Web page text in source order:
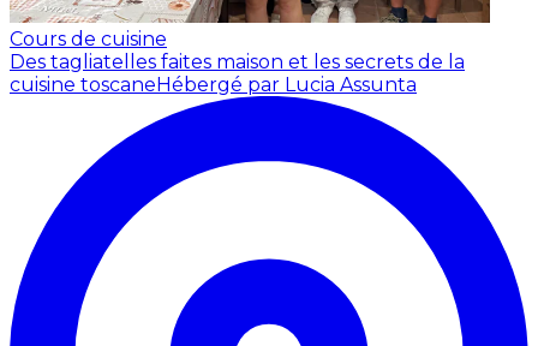
Cours de cuisine
Des tagliatelles faites maison et les secrets de la
cuisine toscane Hébergé par Lucia Assunta